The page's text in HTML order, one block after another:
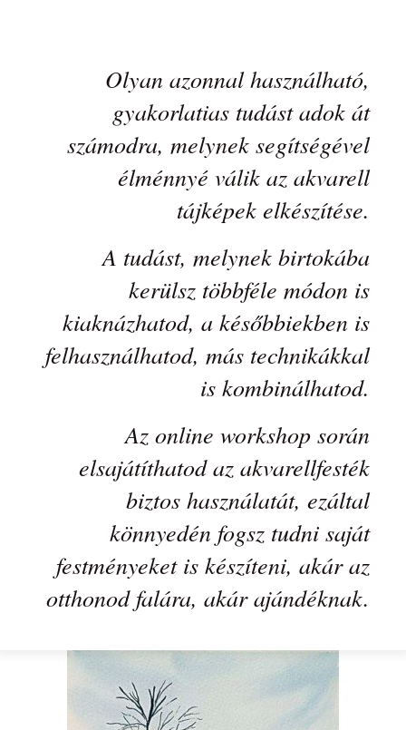
Olyan azonnal használható,
gyakorlatias tudást adok át
számodra, melynek segítségével
élménnyé válik az akvarell
tájképek elkészítése.
A tudást, melynek birtokába
kerülsz többféle módon is
kiaknázhatod, a későbbiekben is
felhasználhatod, más technikákkal
is kombinálhatod.
Az online workshop során
elsajátíthatod az akvarellfesték
biztos használatát, ezáltal
könnyedén fogsz tudni saját
festményeket is készíteni, akár az
otthonod falára, akár ajándéknak.